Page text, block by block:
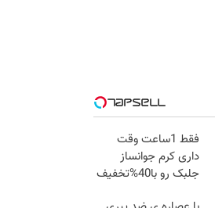
فقط 1ساعت وقت
داری کرم جوانساز
جلبک رو با40%تخفیف